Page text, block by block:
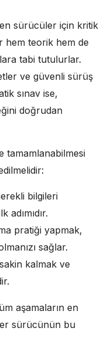
sürücüler için kritik
hem teorik hem de
tabi tutulurlar.
ve güvenli sürüş
sınav ise,
doğrudan
tamamlanabilmesi
bilgileri
adımıdır.
pratiği yapmak,
sağlar.
kalmak ve
aşamaların en
sürücünün bu